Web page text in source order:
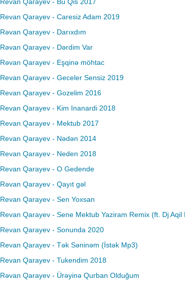
Revan Qarayev - Bu Qis 2017
Revan Qarayev - Caresiz Adam 2019
Rəvan Qarayev - Darıxdım
Rəvan Qarayev - Dərdim Var
Rəvan Qarayev - Eşqinə möhtac
Revan Qarayev - Geceler Sensiz 2019
Revan Qarayev - Gozelim 2016
Revan Qarayev - Kim Inanardi 2018
Revan Qarayev - Mektub 2017
Revan Qarayev - Nədən 2014
Revan Qarayev - Neden 2018
Revan Qarayev - O Gedende
Rəvan Qarayev - Qayıt gəl
Revan Qarayev - Sen Yoxsan
Revan Qarayev - Sene Mektub Yaziram Remix (ft. Dj Aqil
Revan Qarayev - Sonunda 2020
Revan Qarayev - Tək Səninəm (İstək Mp3)
Revan Qarayev - Tukendim 2018
Rəvan Qarayev - Ürəyinə Qurban Olduğum